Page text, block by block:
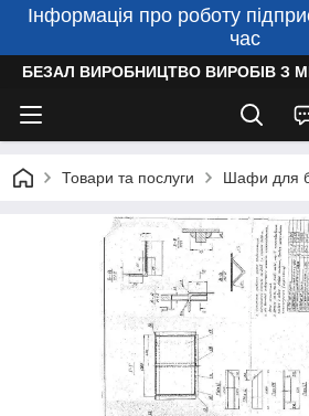
Інформація про роботу
час
БЕЗАЛ ВИРОБНИЦТВО ВИРОБІВ З
Товари та послуги Шафи для